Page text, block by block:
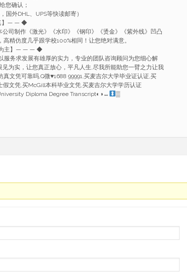
您确认；
国外DHL、UPS等快读邮寄）
】— — ◆
司制作《激光》《水印》《钢印》《烫金》《紫外线》凹凸
精仿度几乎跟学校100%相同！让您绝对满意。
主】— — — ◆
务求发展有雄厚的实力，专业的团队咨询顾问为您细心解
为实，让您真正放心，平凡人生,尽我所能助您一臂之力让我
真文凭可靠吗,Q微♥1688 99991,买麦吉尔大学毕业证认证,买
文凭,买McGill本科毕业文凭,买麦吉尔大学学历认证
Diploma Degree Transcript◐◑↔ ▒